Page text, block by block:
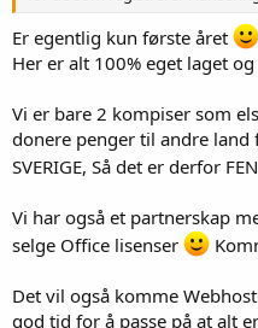
Er egentlig kun første året
Her er alt 100% eget laget
Vi er bare 2 kompiser som
donere penger til andre land
SVERIGE, Så det er derfor
Vi har også et partnerskap
selge Office lisenser
Det vil også komme
god tid for å passe på at alt